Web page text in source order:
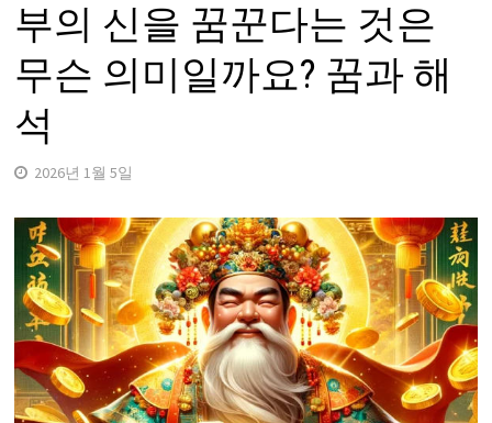
부의 신을 꿈꾼다는 것은
무슨 의미일까요? 꿈과 해
석
2026년 1월 5일